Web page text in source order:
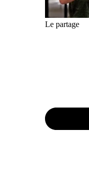
Le partage